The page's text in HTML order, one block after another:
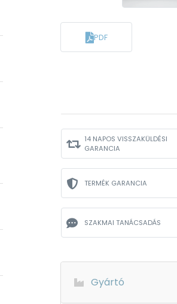
PDF
14 NAPOS VISSZAKÜLDÉSI
GARANCIA
TERMÉK GARANCIA
SZAKMAI TANÁCSADÁS
Gyártó